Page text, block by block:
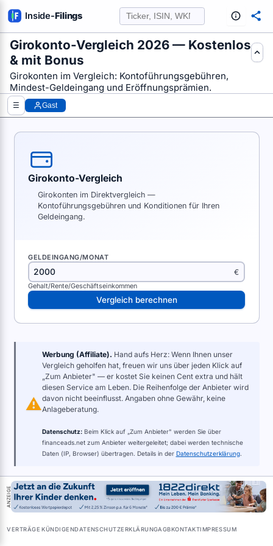
Inside-Filings
AUS SEC-FILINGS AUSWERTEN
Girokonto-Vergleich 2026 — Kostenlos
& mit Bonus
Girokonten im Vergleich: Kontoführungsgebühren,
Mindest-Geldeingang und Eröffnungsprämien.
☰ Gast
Girokonto-Vergleich
Girokonten im Direktvergleich —
Kontoführungsgebühren und Konditionen für Ihren
Geldeingang.
GELDEINGANG/MONAT
€
Gehalt/Rente/Geschäftseinkommen
Vergleich berechnen
Werbung (Affiliate). Hand aufs Herz: Wenn Ihnen unser
Vergleich geholfen hat, freuen wir uns über jeden Klick auf
„Zum Anbieter" — er kostet Sie keinen Cent extra und hält
diesen Service am Leben. Die Reihenfolge der Anbieter wird
davon nicht beeinflusst. Angaben ohne Gewähr, keine
Anlageberatung.
Datenschutz:Beim Klick auf „Zum Anbieter" werden Sie über
financeads.net zum Anbieter weitergeleitet; dabei werden technische
Daten (IP, Browser) übertragen. Details in der Datenschutzerklärung.
ANZEIGE — AFFILIATE-VERGLEICH (WERBUNG)
ANBIETER KOSTEN/JAHR
PRÄMIE
DETAILS
Girokonto 28,75 € —
ANZEIGE
VERTRÄGE KÜNDIGENDATENSCHUTZERKLÄRUNGAGBKONTAKTIMPRESSUM